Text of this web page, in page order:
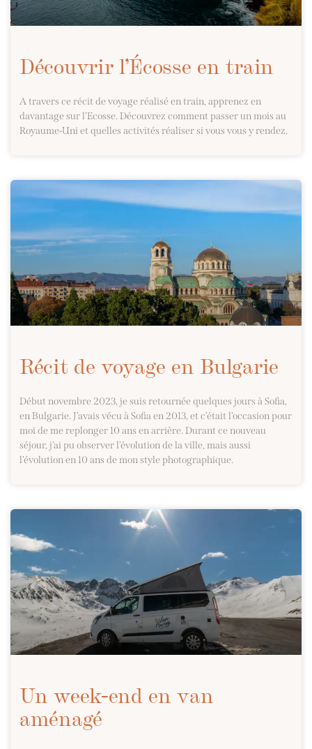
Découvrir l’Écosse en train
A travers ce récit de voyage réalisé en train, apprenez en
davantage sur l’Ecosse. Découvrez comment passer un mois au
Royaume-Uni et quelles activités réaliser si vous vous y rendez.
Récit de voyage en Bulgarie
Début novembre 2023, je suis retournée quelques jours à Sofia,
en Bulgarie. J’avais vécu à Sofia en 2013, et c’était l’occasion pour
moi de me replonger 10 ans en arrière. Durant ce nouveau
séjour, j’ai pu observer l’évolution de la ville, mais aussi
l’évolution en 10 ans de mon style photographique.
Un week-end en van
aménagé